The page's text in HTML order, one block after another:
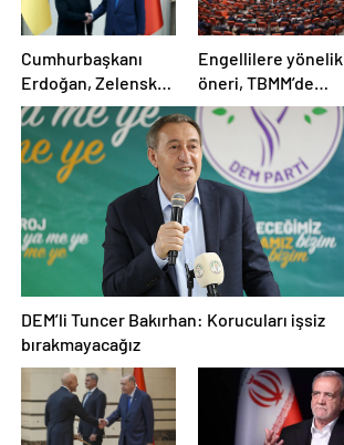
Cumhurbaşkanı
Erdoğan, Zelensky
ile görüştü
Engellilere yönelik
öneri, TBMM’de
kabul edildi
DEM’li Tuncer Bakırhan: Korucuları işsiz
bırakmayacağız